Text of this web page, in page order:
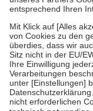
Zuzahlung zehn
Um das Engagement
stärken und die
fallenkeine
• Kindern und
mit Ausnahme der
• Untersuchungen zur
GKV getragen werden